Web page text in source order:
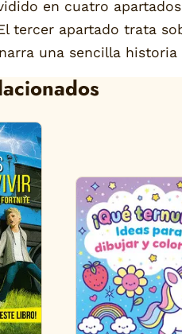
en cuatro
tercer apartado trata
una sencilla